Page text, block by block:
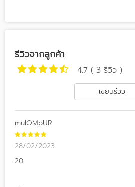
รีวิวจากลูกค้า
4.7 ( 3 รีวิว )
เขียนรีวิว
mulOMpUR
28/02/2023
20